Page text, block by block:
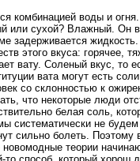
комбинацией воды и
или сухой? Влажный. Он
задерживается
этого вкуса: горячее,
вату. Соленый вкус, то
вата могут есть
со склонностью к
что некоторые люди
белая соль,
не будем
сильно болеть. Поэтому
теории